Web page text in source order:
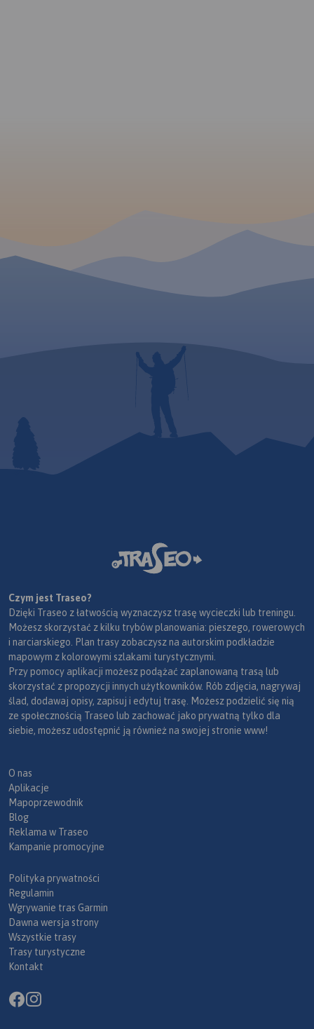
Czym jest Traseo?
Dzięki Traseo z łatwością wyznaczysz trasę wycieczki lub treningu.
Możesz skorzystać z kilku trybów planowania: pieszego, rowerowych
i narciarskiego. Plan trasy zobaczysz na autorskim podkładzie
mapowym z kolorowymi szlakami turystycznymi.
Przy pomocy aplikacji możesz podążać zaplanowaną trasą lub
skorzystać z propozycji innych użytkowników. Rób zdjęcia, nagrywaj
ślad, dodawaj opisy, zapisuj i edytuj trasę. Możesz podzielić się nią
ze społecznością Traseo lub zachować jako prywatną tylko dla
siebie, możesz udostępnić ją również na swojej stronie www!
O nas
Aplikacje
Mapoprzewodnik
Blog
Reklama w Traseo
Kampanie promocyjne
Polityka prywatności
Regulamin
Wgrywanie tras Garmin
Dawna wersja strony
Wszystkie trasy
Trasy turystyczne
Kontakt